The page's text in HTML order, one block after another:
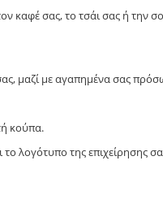
καφέ σας, το τσάι σας ή την
μαζί με αγαπημένα σας
κούπα.
λογότυπο της επιχείρησης